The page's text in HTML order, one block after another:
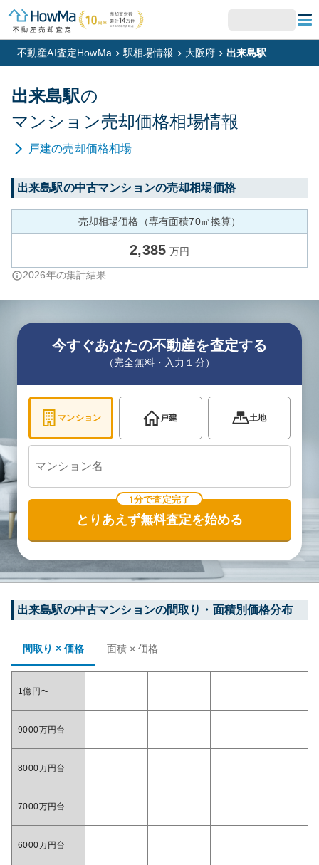
不動産AI査定HowMa 駅相場情報 大阪府 出来島駅
出来島駅の
マンション売却価格相場情報
戸建の売却価格相場
出来島駅の中古マンションの売却相場価格
売却相場価格（専有面積70㎡換算）
2,385 万円
2026年の集計結果
今すぐあなたの不動産を査定する
（完全無料・入力１分）
マンション 戸建 土地
1分で査定完了
とりあえず無料査定を始める
出来島駅の中古マンションの間取り・面積別価格分布
間取り × 価格 面積 × 価格
1億円〜
9000万円台
8000万円台
7000万円台
6000万円台